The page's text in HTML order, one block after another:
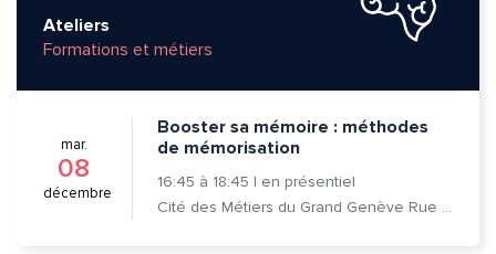
Ateliers
Formations et métiers
mar.
08
décembre
Booster sa mémoire : méthodes
de mémorisation
16:45 à 18:45 | en présentiel
Cité des Métiers du Grand Genève Rue Prévost-Martin 6 1205 Genève